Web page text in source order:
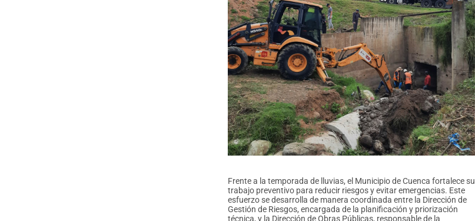
Frente a la temporada de lluvias, el Municipio de Cuenca fortalece su
trabajo preventivo para reducir riesgos y evitar emergencias. Este
esfuerzo se desarrolla de manera coordinada entre la Dirección de
Gestión de Riesgos, encargada de la planificación y priorización
técnica, y la Dirección de Obras Públicas, responsable de la